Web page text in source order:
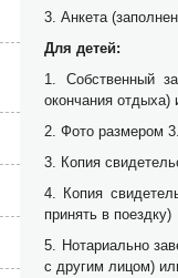
3. Анкета
Для детей:
1. Собственный
окончания отдыха)
2. Фото размером
3. Копия
4. Копия
принять в поездку)
5. Нотариально
с другим лицом)